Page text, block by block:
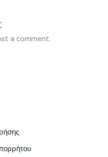
a comment.